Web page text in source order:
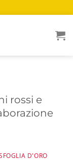
rossi e
D'ORO